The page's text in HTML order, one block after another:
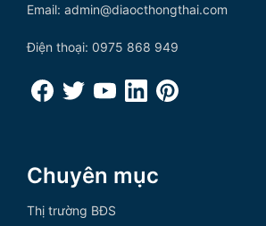
Email: admin@diaocthongthai.com
Điện thoại: 0975 868 949
Chuyên mục
Thị trường BĐS